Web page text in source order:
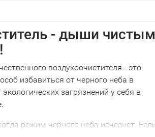
- дыши чистым
воздухоочистителя - это
избавиться от черного неба в
загрязнений у себя в
режим черного неба исчезнет.